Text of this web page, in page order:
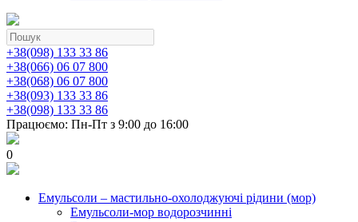
+38(098) 133 33 86
+38(066) 06 07 800
+38(068) 06 07 800
+38(093) 133 33 86
+38(098) 133 33 86
Працюємо: Пн-Пт з 9:00 до 16:00
0
Емульсоли – мастильно-охолоджуючі рідини (мор)
Емульсоли-мор водорозчинні